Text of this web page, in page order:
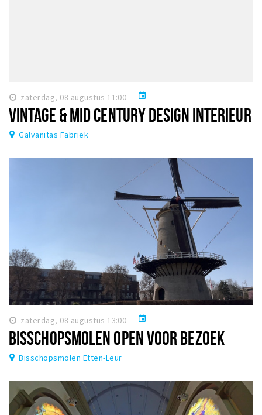
zaterdag, 08 augustus 11:00 event
VINTAGE & MID CENTURY DESIGN INTERIEUR
Galvanitas Fabriek
zaterdag, 08 augustus 13:00 event
BISSCHOPSMOLEN OPEN VOOR BEZOEK
Bisschopsmolen Etten-Leur